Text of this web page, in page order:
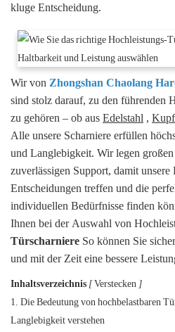
kluge Entscheidung.
Wir von Zhongshan Chaolang
sind stolz darauf, zu den führenden
zu gehören – ob aus Edelstahl ,
Alle unsere Scharniere erfüllen
und Langlebigkeit. Wir legen
zuverlässigen Support, damit
Entscheidungen treffen und die
individuellen Bedürfnisse finden
Ihnen bei der Auswahl von
Türscharniere So können Sie
und mit der Zeit eine bessere
Inhaltsverzeichnis [Verstecken ]
1. Die Bedeutung von hochbelastbaren
Langlebigkeit verstehen